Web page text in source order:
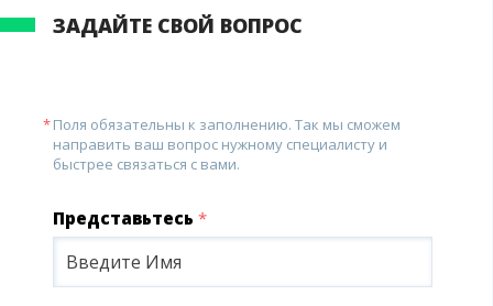
ЗАДАЙТЕ СВОЙ ВОПРОС
Поля обязательны к заполнению. Так мы сможем
направить ваш вопрос нужному специалисту и
быстрее связаться с вами.
Представьтесь *